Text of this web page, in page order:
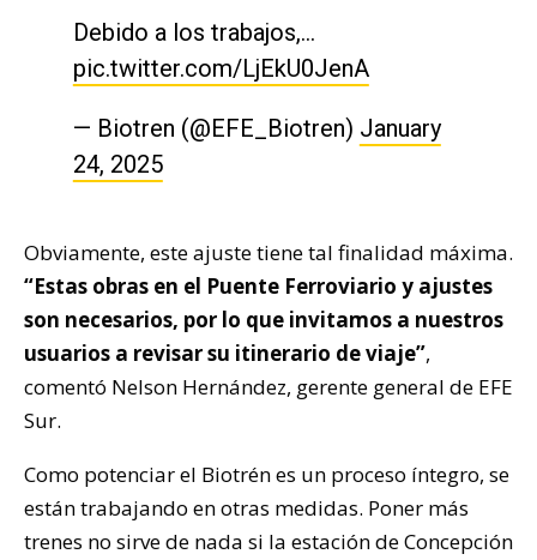
Debido a los trabajos,…
pic.twitter.com/LjEkU0JenA
— Biotren (@EFE_Biotren) January
24, 2025
Obviamente, este ajuste tiene tal finalidad máxima.
“Estas obras en el Puente Ferroviario y ajustes
son necesarios, por lo que invitamos a nuestros
usuarios a revisar su itinerario de viaje”,
comentó Nelson Hernández, gerente general de EFE
Sur.
Como potenciar el Biotrén es un proceso íntegro, se
están trabajando en otras medidas. Poner más
trenes no sirve de nada si la estación de Concepción